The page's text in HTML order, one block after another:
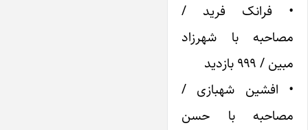
• فرانک فرید /
مصاحبه با شهرزاد
مبین / ۹۹۹ بازدید
• افشین شهبازی /
مصاحبه با حسن